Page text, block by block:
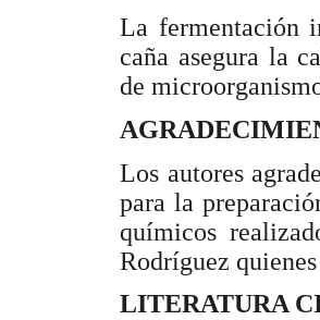
La fermentación
caña asegura la
de
Los autores
para la
químicos
Rodríguez
LITERATURA